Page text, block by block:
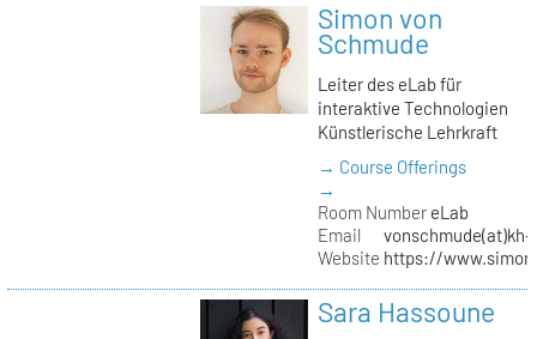
Simon von
Schmude
Leiter des eLab für
interaktive Technologien
Künstlerische Lehrkraft
→ Course Offerings
→
Room NumbereLab
Email
Website https://
Sara Hassoune